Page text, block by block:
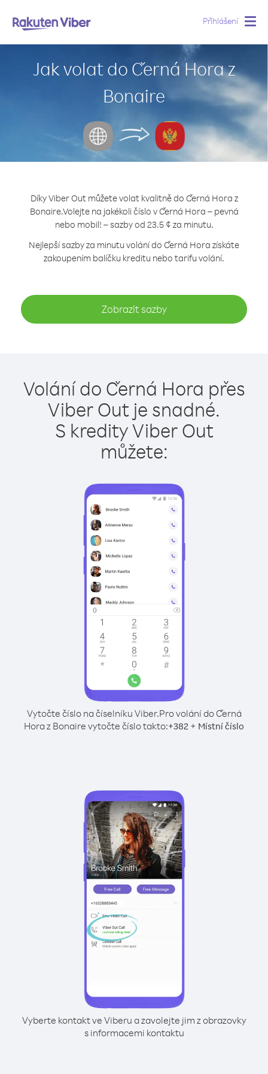
Přihlášení
Jak volat do Černá Hora z
Bonaire
Díky Viber Out můžete volat kvalitně do Černá Hora z
Bonaire.Volejte na jakékoli číslo v Černá Hora – pevná
nebo mobil! – sazby od 23.5 ¢ za minutu.
Nejlepší sazby za minutu volání do Černá Hora získáte
zakoupením balíčku kreditu nebo tarifu volání.
Zobrazit sazby
Volání do Černá Hora přes
Viber Out je snadné.
S kredity Viber Out
můžete:
Vytočte číslo na číselníku Viber.Pro volání do Černá
Hora z Bonaire vytočte číslo takto:+382 + Místní číslo
Vyberte kontakt ve Viberu a zavolejte jim z obrazovky
s informacemi kontaktu